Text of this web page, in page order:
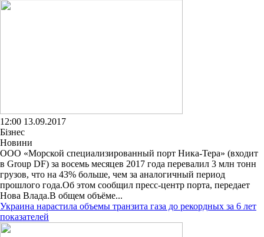
12:00 13.09.2017
Бізнес
Новини
ООО «Морской специализированный порт Ника-Тера» (входит
в Group DF) за восемь месяцев 2017 года перевалил 3 млн тонн
грузов, что на 43% больше, чем за аналогичный период
прошлого года.Об этом сообщил пресс-центр порта, передает
Нова Влада.В общем объёме...
Украина нарастила объемы транзита газа до рекордных за 6 лет
показателей